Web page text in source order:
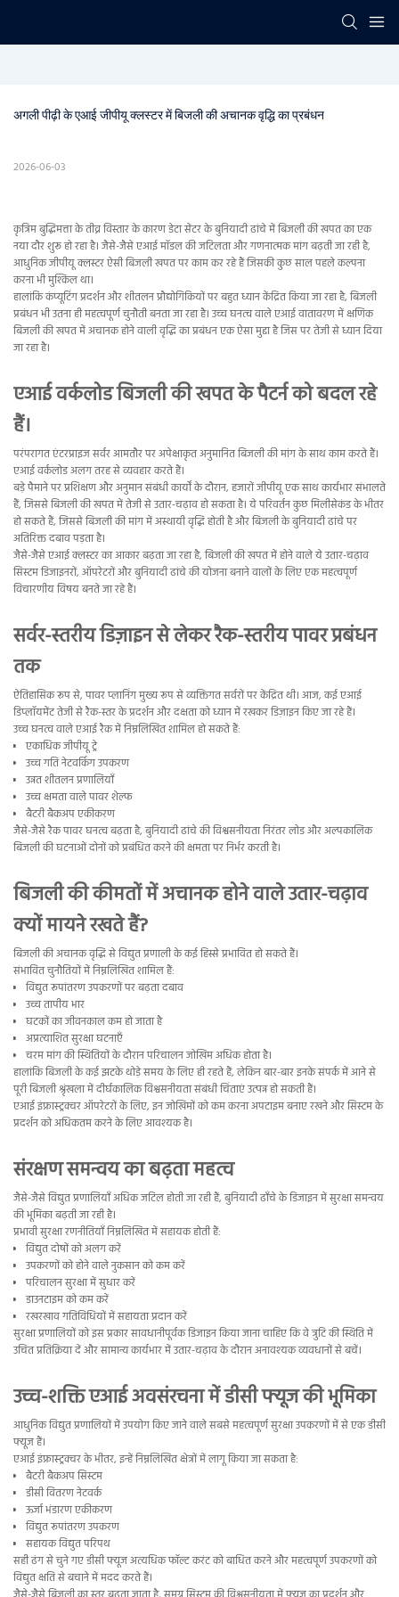
अगली पीढ़ी के एआई जीपीयू क्लस्टर में बिजली की अचानक वृद्धि का प्रबंधन
2026-06-03
कृत्रिम बुद्धिमत्ता के तीव्र विस्तार के कारण डेटा सेंटर के बुनियादी ढांचे में बिजली की खपत का एक
नया दौर शुरू हो रहा है। जैसे-जैसे एआई मॉडल की जटिलता और गणनात्मक मांग बढ़ती जा रही है,
आधुनिक जीपीयू क्लस्टर ऐसी बिजली खपत पर काम कर रहे हैं जिसकी कुछ साल पहले कल्पना
करना भी मुश्किल था।
हालांकि कंप्यूटिंग प्रदर्शन और शीतलन प्रौद्योगिकियों पर बहुत ध्यान केंद्रित किया जा रहा है, बिजली
प्रबंधन भी उतना ही महत्वपूर्ण चुनौती बनता जा रहा है। उच्च घनत्व वाले एआई वातावरण में क्षणिक
बिजली की खपत में अचानक होने वाली वृद्धि का प्रबंधन एक ऐसा मुद्दा है जिस पर तेजी से ध्यान दिया
जा रहा है।
एआई वर्कलोड बिजली की खपत के पैटर्न को बदल रहे
हैं।
परंपरागत एंटरप्राइज सर्वर आमतौर पर अपेक्षाकृत अनुमानित बिजली की मांग के साथ काम करते हैं।
एआई वर्कलोड अलग तरह से व्यवहार करते हैं।
बड़े पैमाने पर प्रशिक्षण और अनुमान संबंधी कार्यों के दौरान, हजारों जीपीयू एक साथ कार्यभार संभालते
हैं, जिससे बिजली की खपत में तेजी से उतार-चढ़ाव हो सकता है। ये परिवर्तन कुछ मिलीसेकंड के भीतर
हो सकते हैं, जिससे बिजली की मांग में अस्थायी वृद्धि होती है और बिजली के बुनियादी ढांचे पर
अतिरिक्त दबाव पड़ता है।
जैसे-जैसे एआई क्लस्टर का आकार बढ़ता जा रहा है, बिजली की खपत में होने वाले ये उतार-चढ़ाव
सिस्टम डिजाइनरों, ऑपरेटरों और बुनियादी ढांचे की योजना बनाने वालों के लिए एक महत्वपूर्ण
विचारणीय विषय बनते जा रहे हैं।
सर्वर-स्तरीय डिज़ाइन से लेकर रैक-स्तरीय पावर प्रबंधन
तक
ऐतिहासिक रूप से, पावर प्लानिंग मुख्य रूप से व्यक्तिगत सर्वरों पर केंद्रित थी। आज, कई एआई
डिप्लॉयमेंट तेजी से रैक-स्तर के प्रदर्शन और दक्षता को ध्यान में रखकर डिज़ाइन किए जा रहे हैं।
उच्च घनत्व वाले एआई रैक में निम्नलिखित शामिल हो सकते हैं:
एकाधिक जीपीयू ट्रे
उच्च गति नेटवर्किंग उपकरण
उन्नत शीतलन प्रणालियाँ
उच्च क्षमता वाले पावर शेल्फ
बैटरी बैकअप एकीकरण
जैसे-जैसे रैक पावर घनत्व बढ़ता है, बुनियादी ढांचे की विश्वसनीयता निरंतर लोड और अल्पकालिक
बिजली की घटनाओं दोनों को प्रबंधित करने की क्षमता पर निर्भर करती है।
बिजली की कीमतों में अचानक होने वाले उतार-चढ़ाव
क्यों मायने रखते हैं?
बिजली की अचानक वृद्धि से विद्युत प्रणाली के कई हिस्से प्रभावित हो सकते हैं।
संभावित चुनौतियों में निम्नलिखित शामिल हैं:
विद्युत रूपांतरण उपकरणों पर बढ़ता दबाव
उच्च तापीय भार
घटकों का जीवनकाल कम हो जाता है
अप्रत्याशित सुरक्षा घटनाएँ
चरम मांग की स्थितियों के दौरान परिचालन जोखिम अधिक होता है।
हालांकि बिजली के कई झटके थोड़े समय के लिए ही रहते हैं, लेकिन बार-बार इनके संपर्क में आने से
पूरी बिजली श्रृंखला में दीर्घकालिक विश्वसनीयता संबंधी चिंताएं उत्पन्न हो सकती हैं।
एआई इंफ्रास्ट्रक्चर ऑपरेटरों के लिए, इन जोखिमों को कम करना अपटाइम बनाए रखने और सिस्टम के
प्रदर्शन को अधिकतम करने के लिए आवश्यक है।
संरक्षण समन्वय का बढ़ता महत्व
जैसे-जैसे विद्युत प्रणालियाँ अधिक जटिल होती जा रही हैं, बुनियादी ढाँचे के डिजाइन में सुरक्षा समन्वय
की भूमिका बढ़ती जा रही है।
प्रभावी सुरक्षा रणनीतियाँ निम्नलिखित में सहायक होती हैं:
विद्युत दोषों को अलग करें
उपकरणों को होने वाले नुकसान को कम करें
परिचालन सुरक्षा में सुधार करें
डाउनटाइम को कम करें
रखरखाव गतिविधियों में सहायता प्रदान करें
सुरक्षा प्रणालियों को इस प्रकार सावधानीपूर्वक डिजाइन किया जाना चाहिए कि वे त्रुटि की स्थिति में
उचित प्रतिक्रिया दें और सामान्य कार्यभार में उतार-चढ़ाव के दौरान अनावश्यक व्यवधानों से बचें।
उच्च-शक्ति एआई अवसंरचना में डीसी फ्यूज की भूमिका
आधुनिक विद्युत प्रणालियों में उपयोग किए जाने वाले सबसे महत्वपूर्ण सुरक्षा उपकरणों में से एक डीसी
फ्यूज हैं।
एआई इंफ्रास्ट्रक्चर के भीतर, इन्हें निम्नलिखित क्षेत्रों में लागू किया जा सकता है:
बैटरी बैकअप सिस्टम
डीसी वितरण नेटवर्क
ऊर्जा भंडारण एकीकरण
विद्युत रूपांतरण उपकरण
सहायक विद्युत परिपथ
सही ढंग से चुने गए डीसी फ्यूज अत्यधिक फॉल्ट करंट को बाधित करने और महत्वपूर्ण उपकरणों को
विद्युत क्षति से बचाने में मदद करते हैं।